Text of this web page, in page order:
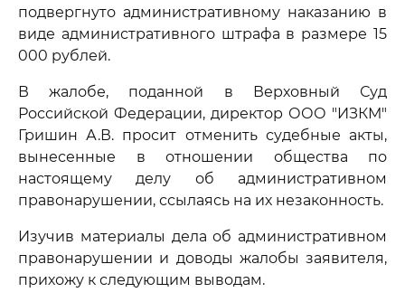
подвергнуто административному наказанию в
виде административного штрафа в размере 15
000 рублей.
В жалобе, поданной в Верховный Суд
Российской Федерации, директор ООО "ИЗКМ"
Гришин А.В. просит отменить судебные акты,
вынесенные в отношении общества по
настоящему делу об административном
правонарушении, ссылаясь на их незаконность.
Изучив материалы дела об административном
правонарушении и доводы жалобы заявителя,
прихожу к следующим выводам.